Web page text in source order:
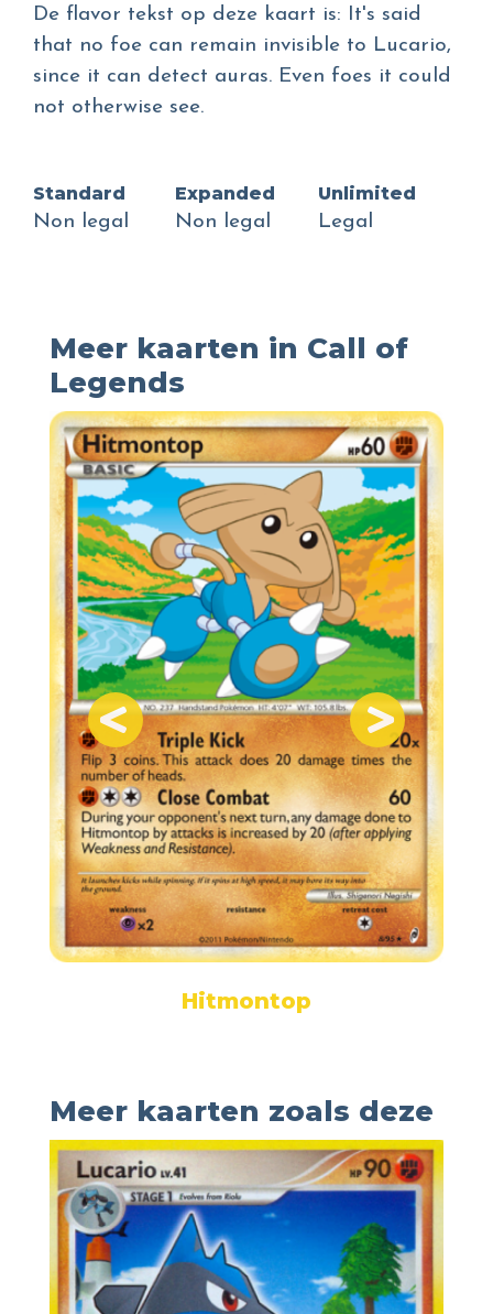
De flavor tekst op deze kaart is: It's said
that no foe can remain invisible to Lucario,
since it can detect auras. Even foes it could
not otherwise see.
Standard
Non legal
Expanded
Non legal
Unlimited
Legal
Meer kaarten in Call of
Legends
Hitmontop
Meer kaarten zoals deze